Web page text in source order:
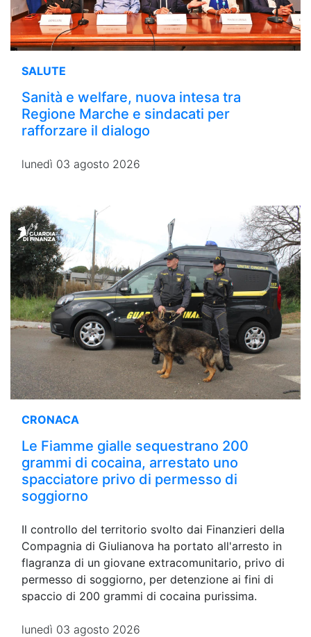
SALUTE
Sanità e welfare, nuova intesa tra
Regione Marche e sindacati per
rafforzare il dialogo
lunedì 03 agosto 2026
CRONACA
Le Fiamme gialle sequestrano 200
grammi di cocaina, arrestato uno
spacciatore privo di permesso di
soggiorno
Il controllo del territorio svolto dai Finanzieri della
Compagnia di Giulianova ha portato all'arresto in
flagranza di un giovane extracomunitario, privo di
permesso di soggiorno, per detenzione ai fini di
spaccio di 200 grammi di cocaina purissima.
lunedì 03 agosto 2026